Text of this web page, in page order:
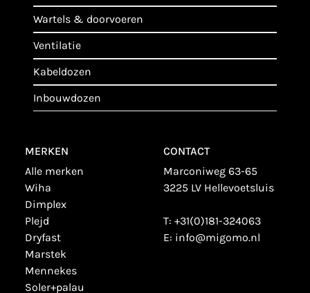
wartels & doorvoeren
ventilatie
kabeldozen
inbouwdozen
MERKEN
alle merken
wiha
dimplex
plejd
dryfast
marstek
mennekes
soler+palau
CONTACT
Marconiweg 63-65
3225 LV Hellevoetsluis
T: +31(0)181-324063
E: info@migomo.nl